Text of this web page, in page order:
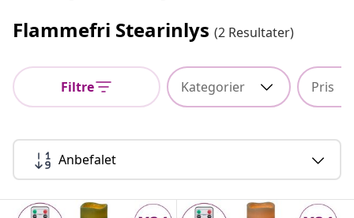
Flammefri Stearinlys (2 Resultater)
Filtre Kategorier Pris
Anbefalet